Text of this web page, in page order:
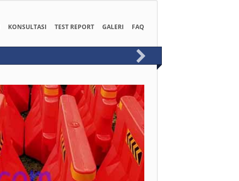
KONSULTASI TEST REPORT GALERI FAQ